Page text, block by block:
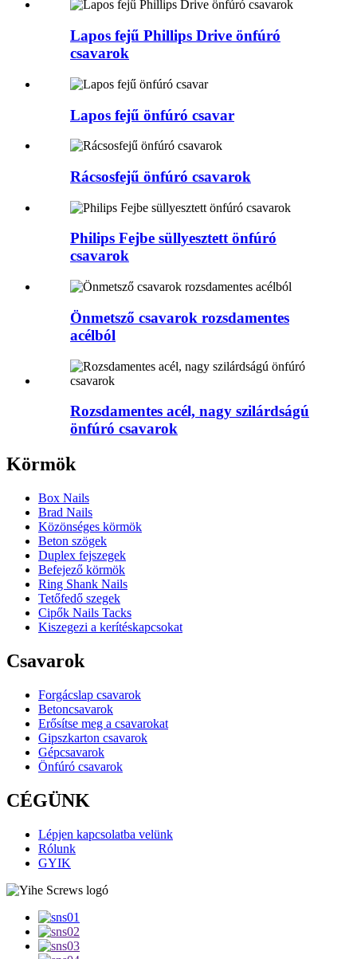
Lapos fejű Phillips Drive önfúró
csavarok
Lapos fejű önfúró csavar
Rácsosfejű önfúró csavarok
Philips Fejbe süllyesztett önfúró
csavarok
Önmetsző csavarok rozsdamentes
acélból
Rozsdamentes acél, nagy szilárdságú
önfúró csavarok
Körmök
Box Nails
Brad Nails
Közönséges körmök
Beton szögek
Duplex fejszegek
Befejező körmök
Ring Shank Nails
Tetőfedő szegek
Cipők Nails Tacks
Kiszegezi a kerítéskapcsokat
Csavarok
Forgácslap csavarok
Betoncsavarok
Erősítse meg a csavarokat
Gipszkarton csavarok
Gépcsavarok
Önfúró csavarok
CÉGÜNK
Lépjen kapcsolatba velünk
Rólunk
GYIK